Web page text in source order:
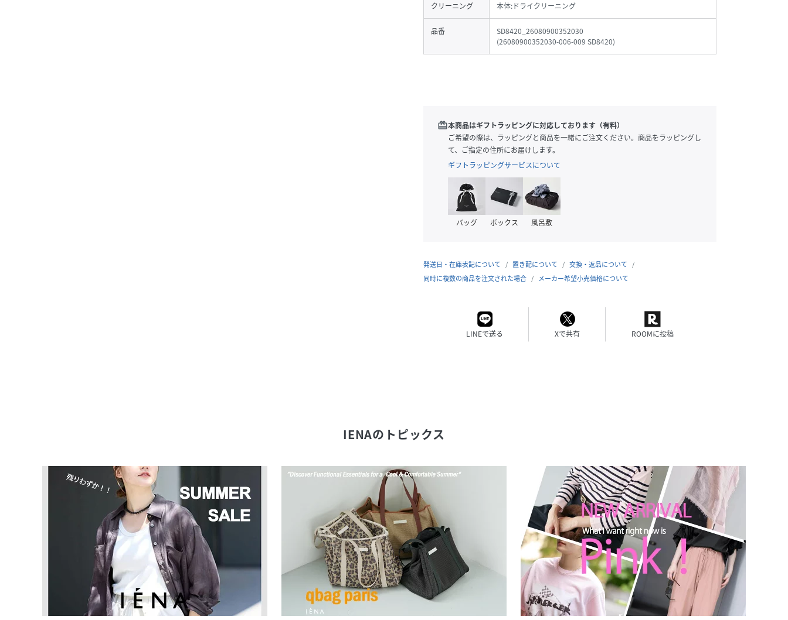
クリーニング 本体:ドライクリーニング
品番
SD8420_26080900352030
(26080900352030-006-009 SD8420)
redeem本商品はギフトラッピングに対応しております（有料）
ご希望の際は、ラッピングと商品を一緒にご注文ください。商品をラッピングし
て、ご指定の住所にお届けします。
ギフトラッピングサービスについて
バッグ ボックス 風呂敷
発送日・在庫表記について 置き配について
交換・返品について
同時に複数の商品を注文された場合
メーカー希望小売価格について
LINEで送る Xで共有 ROOMに投稿
IENAのトピックス